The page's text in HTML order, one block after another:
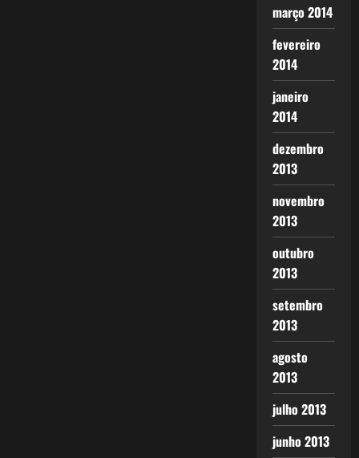
março 2014
fevereiro
2014
janeiro
2014
dezembro
2013
novembro
2013
outubro
2013
setembro
2013
agosto
2013
julho 2013
junho 2013